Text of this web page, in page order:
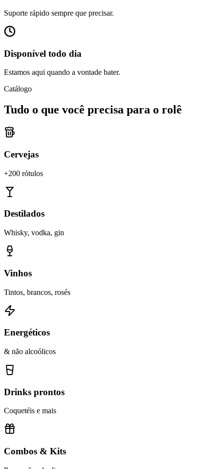
Suporte rápido sempre que precisar.
Disponível todo dia
Estamos aqui quando a vontade bater.
Catálogo
Tudo o que você precisa para o rolê
Cervejas
+200 rótulos
Destilados
Whisky, vodka, gin
Vinhos
Tintos, brancos, rosés
Energéticos
& não alcoólicos
Drinks prontos
Coquetéis e mais
Combos & Kits